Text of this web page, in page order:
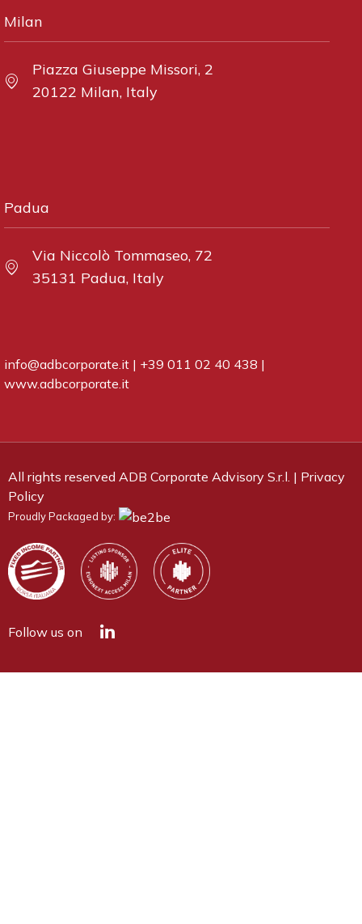
Milan
Piazza Giuseppe Missori, 2
20122 Milan, Italy
Padua
Via Niccolò Tommaseo, 72
35131 Padua, Italy
info@adbcorporate.it | +39 011 02 40 438 |
www.adbcorporate.it
All rights reserved ADB Corporate Advisory S.r.l. | Privacy
Policy
Proudly Packaged by:
Follow us on